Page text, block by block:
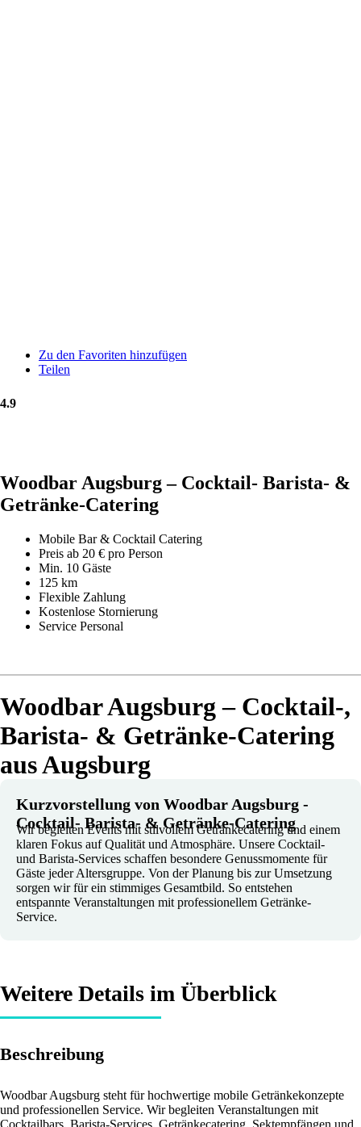
Zu den Favoriten hinzufügen
Teilen
4.9
Woodbar Augsburg – Cocktail- Barista- &
Getränke-Catering
Mobile Bar & Cocktail Catering
Preis ab 20 € pro Person
Min. 10 Gäste
125 km
Flexible Zahlung
Kostenlose Stornierung
Service Personal
Woodbar Augsburg – Cocktail-,
Barista- & Getränke-Catering
aus Augsburg
Kurzvorstellung von Woodbar Augsburg -
Cocktail- Barista- & Getränke-Catering
Wir begleiten Events mit stilvollem Getränkecatering und einem
klaren Fokus auf Qualität und Atmosphäre. Unsere Cocktail-
und Barista-Services schaffen besondere Genussmomente für
Gäste jeder Altersgruppe. Von der Planung bis zur Umsetzung
sorgen wir für ein stimmiges Gesamtbild. So entstehen
entspannte Veranstaltungen mit professionellem Getränke-
Service.
Weitere Details im Überblick
Beschreibung
Woodbar Augsburg steht für hochwertige mobile Getränkekonzepte
und professionellen Service. Wir begleiten Veranstaltungen mit